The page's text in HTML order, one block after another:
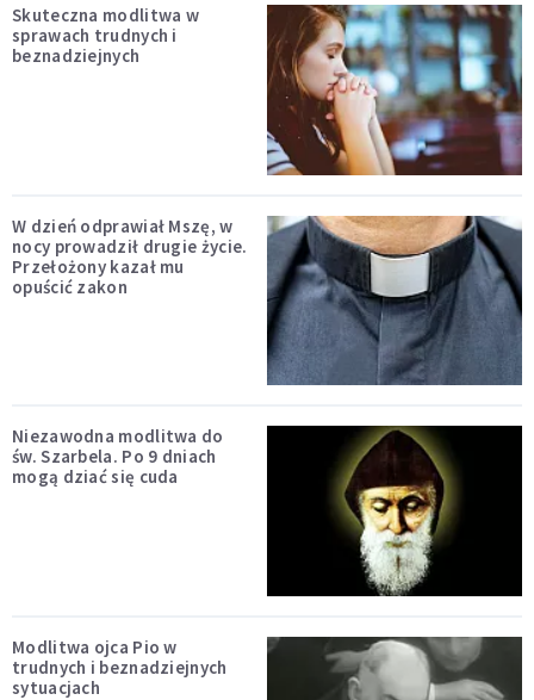
Skuteczna modlitwa w
sprawach trudnych i
beznadziejnych
W dzień odprawiał Mszę, w
nocy prowadził drugie życie.
Przełożony kazał mu
opuścić zakon
Niezawodna modlitwa do
św. Szarbela. Po 9 dniach
mogą dziać się cuda
Modlitwa ojca Pio w
trudnych i beznadziejnych
sytuacjach